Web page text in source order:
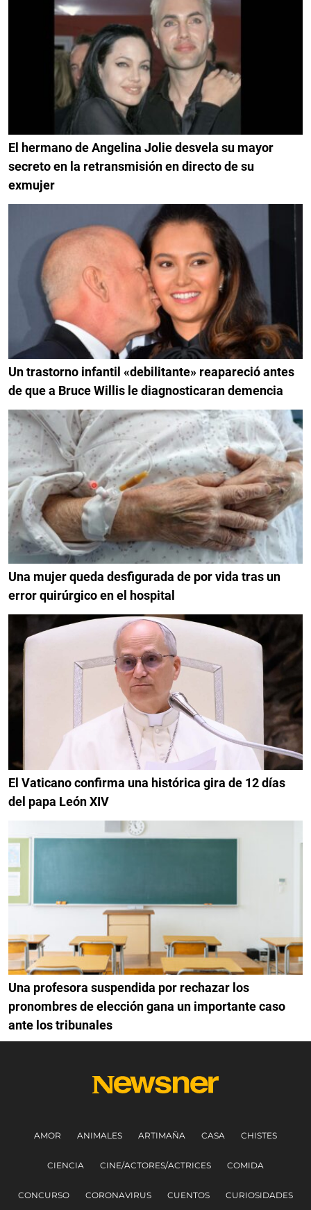
El hermano de Angelina Jolie desvela su mayor
secreto en la retransmisión en directo de su
exmujer
Un trastorno infantil «debilitante» reapareció antes
de que a Bruce Willis le diagnosticaran demencia
Una mujer queda desfigurada de por vida tras un
error quirúrgico en el hospital
El Vaticano confirma una histórica gira de 12 días
del papa León XIV
Una profesora suspendida por rechazar los
pronombres de elección gana un importante caso
ante los tribunales
AMOR ANIMALES ARTIMAÑA CASA CHISTES
CIENCIA CINE/ACTORES/ACTRICES COMIDA
CONCURSO CORONAVIRUS CUENTOS CURIOSIDADES